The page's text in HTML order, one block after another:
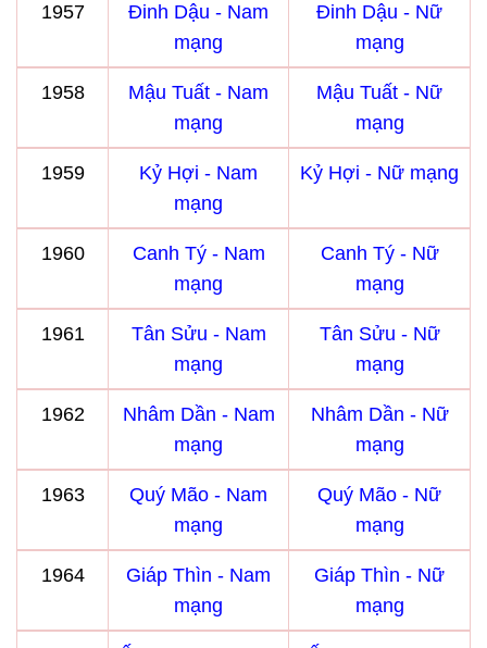
1957
Đinh Dậu - Nam
mạng
Đinh Dậu - Nữ
mạng
1958
Mậu Tuất - Nam
mạng
Mậu Tuất - Nữ
mạng
1959
Kỷ Hợi - Nam
mạng
Kỷ Hợi - Nữ mạng
1960
Canh Tý - Nam
mạng
Canh Tý - Nữ
mạng
1961
Tân Sửu - Nam
mạng
Tân Sửu - Nữ
mạng
1962
Nhâm Dần - Nam
mạng
Nhâm Dần - Nữ
mạng
1963
Quý Mão - Nam
mạng
Quý Mão - Nữ
mạng
1964
Giáp Thìn - Nam
mạng
Giáp Thìn - Nữ
mạng